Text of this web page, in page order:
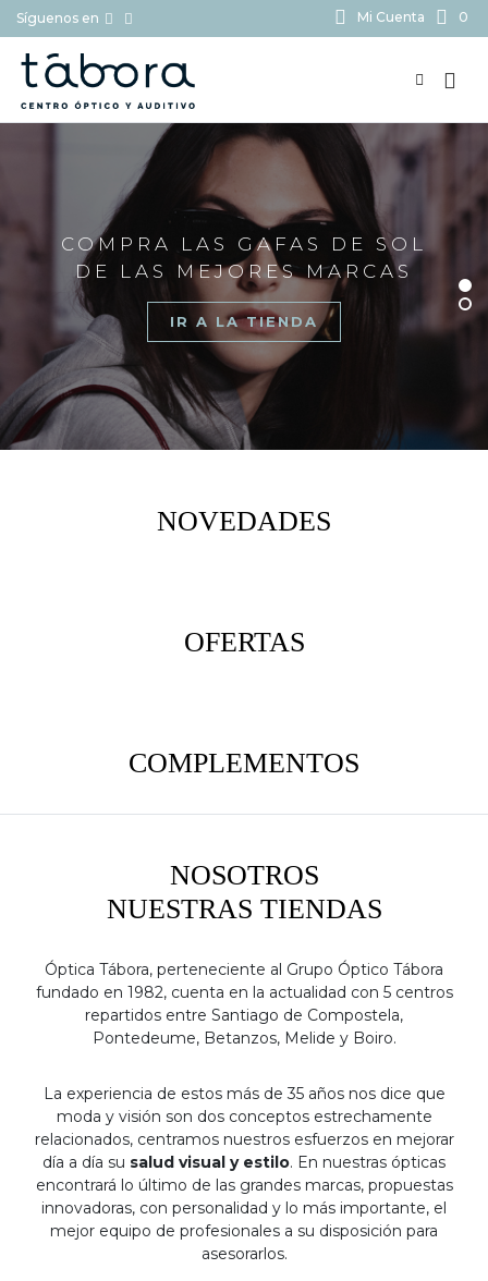
Síguenos en Mi Cuenta 0
COMPRA LAS GAFAS DE SOL
DE LAS MEJORES MARCAS
IR A LA TIENDA
NOVEDADES
OFERTAS
COMPLEMENTOS
NOSOTROS
NUESTRAS TIENDAS
Óptica Tábora, perteneciente al Grupo Óptico Tábora
fundado en 1982, cuenta en la actualidad con 5 centros
repartidos entre Santiago de Compostela,
Pontedeume, Betanzos, Melide y Boiro.
La experiencia de estos más de 35 años nos dice que
moda y visión son dos conceptos estrechamente
relacionados, centramos nuestros esfuerzos en mejorar
día a día su salud visual y estilo. En nuestras ópticas
encontrará lo último de las grandes marcas, propuestas
innovadoras, con personalidad y lo más importante, el
mejor equipo de profesionales a su disposición para
asesorarlos.